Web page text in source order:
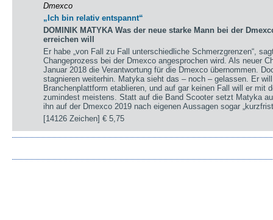
Dmexco
„Ich bin relativ entspannt“
DOMINIK MATYKA Was der neue starke Mann bei der
erreichen will
Er habe „von Fall zu Fall unterschiedliche Schmerzgrenzen“,
Changeprozess bei der Dmexco angesprochen wird. Als neuer
Januar 2018 die Verantwortung für die Dmexco übernommen.
stagnieren weiterhin. Matyka sieht das – noch – gelassen. Er
Branchenplattform etablieren, und auf gar keinen Fall will er mit
zumindest meistens. Statt auf die Band Scooter setzt Matyka
ihn auf der Dmexco 2019 nach eigenen Aussagen sogar
[14126 Zeichen]€ 5,75